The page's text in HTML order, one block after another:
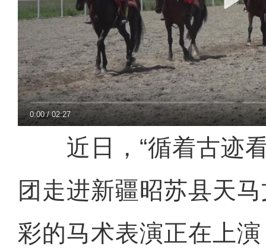
0:00/02:27
近日，“循着古迹看
团走进新疆昭苏县天
彩的马术表演正在上